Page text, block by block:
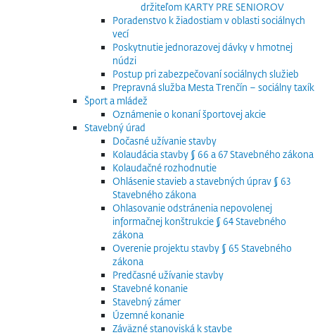
držiteľom KARTY PRE SENIOROV
Poradenstvo k žiadostiam v oblasti sociálnych
vecí
Poskytnutie jednorazovej dávky v hmotnej
núdzi
Postup pri zabezpečovaní sociálnych služieb
Prepravná služba Mesta Trenčín – sociálny taxík
Šport a mládež
Oznámenie o konaní športovej akcie
Stavebný úrad
Dočasné užívanie stavby
Kolaudácia stavby § 66 a 67 Stavebného zákona
Kolaudačné rozhodnutie
Ohlásenie stavieb a stavebných úprav § 63
Stavebného zákona
Ohlasovanie odstránenia nepovolenej
informačnej konštrukcie § 64 Stavebného
zákona
Overenie projektu stavby § 65 Stavebného
zákona
Predčasné užívanie stavby
Stavebné konanie
Stavebný zámer
Územné konanie
Záväzné stanoviská k stavbe